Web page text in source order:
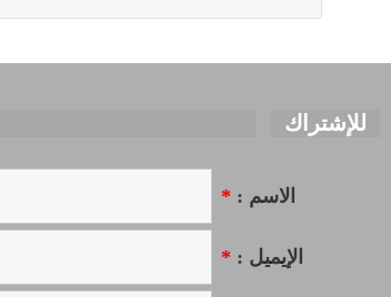
للإشتراك
الاسم : *
الإيميل : *